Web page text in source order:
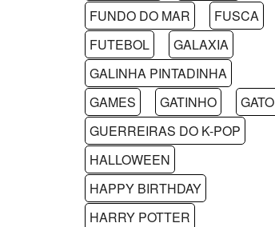
FUNDO DO MAR
FUSCA
FUTEBOL
GALAXIA
GALINHA PINTADINHA
GAMES
GATINHO
GATO
GUERREIRAS DO K-POP
HALLOWEEN
HAPPY BIRTHDAY
HARRY POTTER